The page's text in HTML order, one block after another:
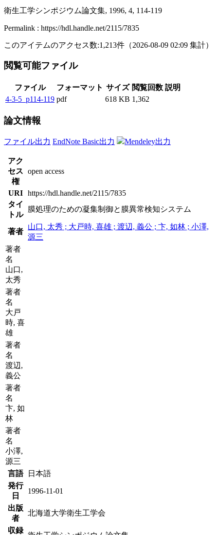
衛生工学シンポジウム論文集, 1996, 4, 114-119
Permalink : https://hdl.handle.net/2115/7835
このアイテムのアクセス数:1,213件 （2026-08-09 02:09 集計）
閲覧可能ファイル
ファイル フォーマット サイズ 閲覧回数 説明
4-3-5_p114-119 pdf 618 KB 1,362
論文情報
ファイル出力 EndNote Basic出力 Mendeley出力
アク
セス
権
open access
URI https://hdl.handle.net/2115/7835
タイ
トル
膜処理のための凝集制御と膜異常検知システム
著者
山口, 太秀 ; 大戸時, 喜雄 ; 渡辺, 義公 ; 卞, 如林 ; 小澤,
源三
著者
名
山口,
太秀
著者
名
大戸
時, 喜
雄
著者
名
渡辺,
義公
著者
名
卞, 如
林
著者
名
小澤,
源三
言語
日本語
発行
日
1996-11-01
出版
者
北海道大学衛生工学会
収録